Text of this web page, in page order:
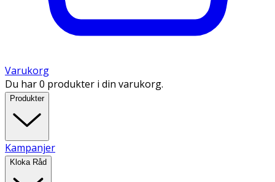
Varukorg
Du har 0 produkter i din varukorg.
Produkter
Kampanjer
Kloka Råd